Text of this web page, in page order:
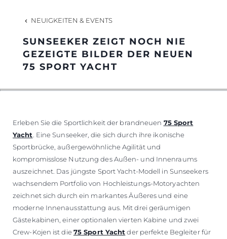
ITALY ADVENTURES
NEUIGKEITEN & EVENTS
SUNSEEKER ZEIGT NOCH NIE
GEZEIGTE BILDER DER NEUEN
75 SPORT YACHT
Erleben Sie die Sportlichkeit der brandneuen 75 Sport
Yacht . Eine Sunseeker, die sich durch ihre ikonische
Sportbrücke, außergewöhnliche Agilität und
kompromisslose Nutzung des Außen- und Innenraums
auszeichnet. Das jüngste Sport Yacht-Modell in Sunseekers
wachsendem Portfolio von Hochleistungs-Motoryachten
zeichnet sich durch ein markantes Äußeres und eine
moderne Innenausstattung aus. Mit drei geräumigen
Gästekabinen, einer optionalen vierten Kabine und zwei
Crew-Kojen ist die 75 Sport Yacht der perfekte Begleiter für